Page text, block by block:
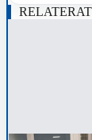
RELATERAT